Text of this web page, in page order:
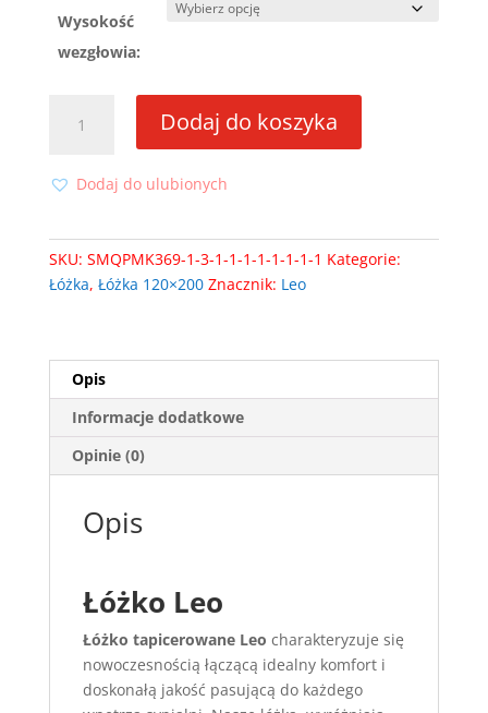
Wysokość
wezgłowia:
Łóżko
120x200
Dodaj do koszyka
Dodaj do ulubionych
SKU: SMQPMK369-1-3-1-1-1-1-1-1-1-1 Kategorie:
Łóżka, Łóżka 120×200 Znacznik: Leo
Opis
Informacje dodatkowe
Opinie (0)
Opis
Łóżko Leo
Łóżko tapicerowane Leo charakteryzuje się
nowoczesnością łączącą idealny komfort i
doskonałą jakość pasującą do każdego